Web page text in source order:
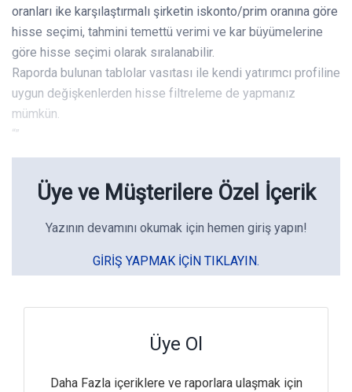
oranları ike karşılaştırmalı şirketin iskonto/prim oranına göre
hisse seçimi, tahmini temettü verimi ve kar büyümelerine
göre hisse seçimi olarak sıralanabilir.
Raporda bulunan tablolar vasıtası ile kendi yatırımcı profiline
uygun değişkenlerden hisse filtreleme de yapmanız
mümkün.
“”
Üye ve Müşterilere Özel İçerik
Yazının devamını okumak için hemen giriş yapın!
GIRIŞ YAPMAK IÇIN TIKLAYIN.
Üye Ol
Daha Fazla içeriklere ve raporlara ulaşmak için